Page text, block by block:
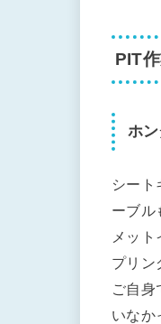
PIT
ホ
シート
ーブル
メッ
プリン
ご自身
いなか